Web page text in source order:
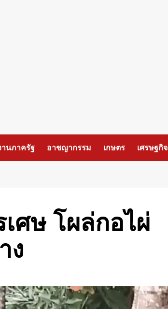
านภาครัฐ อาชญากรรม เกษตร เศรษฐกิจ
ศษ โผล่กอไผ่
ง